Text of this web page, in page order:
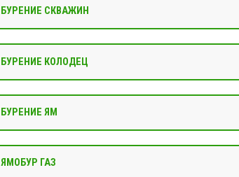
БУРЕНИЕ СКВАЖИН
БУРЕНИЕ КОЛОДЕЦ
БУРЕНИЕ ЯМ
ЯМОБУР ГАЗ